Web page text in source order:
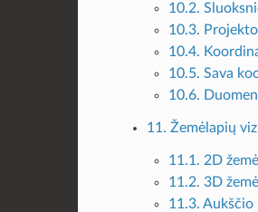
10.2.
10.3.
10.4.
10.5. Sava
10.6.
11. Žemėlapių
11.1. 2D
11.2. 3D
11.3.